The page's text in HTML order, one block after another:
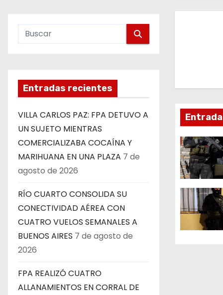
Entradas recientes
VILLA CARLOS PAZ: FPA DETUVO A
UN SUJETO MIENTRAS
COMERCIALIZABA COCAÍNA Y
MARIHUANA EN UNA PLAZA 7 de
agosto de 2026
RÍO CUARTO CONSOLIDA SU
CONECTIVIDAD AÉREA CON
CUATRO VUELOS SEMANALES A
BUENOS AIRES 7 de agosto de
2026
FPA REALIZÓ CUATRO
ALLANAMIENTOS EN CORRAL DE
c
i
ó
n
d
e
e